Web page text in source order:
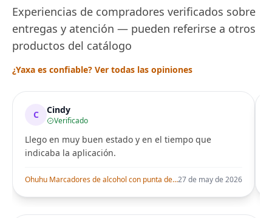
Experiencias de compradores verificados sobre
entregas y atención — pueden referirse a otros
productos del catálogo
¿Yaxa es confiable? Ver todas las opiniones
C Cindy
Verificado
Llego en muy buen estado y en el tiempo que
indicaba la aplicación.
Ohuhu Marcadores de alcohol con punta de pincel – Juego de marcadores artísticos de doble punta con certificación AP para artistas adultos27 de may de 2026